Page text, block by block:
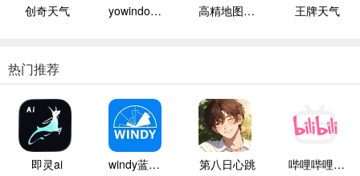
创奇天气 yowindow天气中文版 高精地图导航手机版 王牌天气
热门推荐
即灵ai windy蓝色气象 第八日心跳 哔哩哔哩白色版